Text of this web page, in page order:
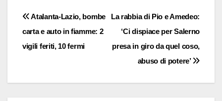
Navigazione
articoli
La rabbia di Pio e Amedeo:
‘Ci dispiace per Salerno
presa in giro da quel coso,
abuso di potere’
Atalanta-Lazio, bombe
carta e auto in fiamme: 2
vigili feriti, 10 fermi